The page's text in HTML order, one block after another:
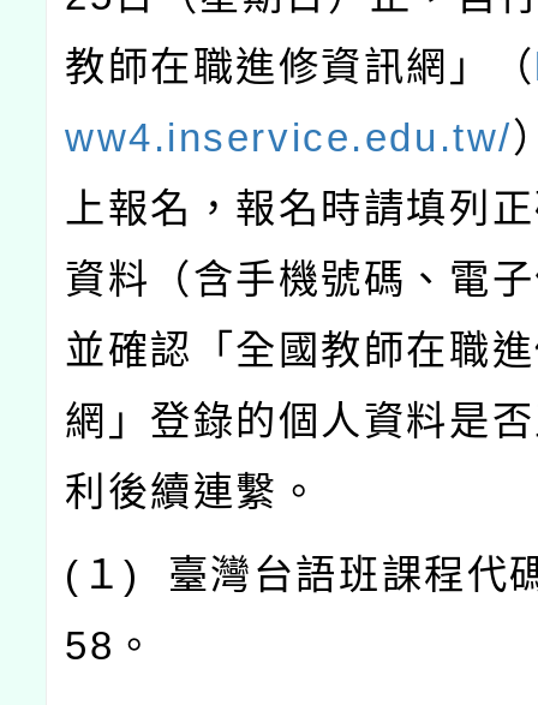
教師在職進修資訊網」（
ww4.inservice.edu.tw/
上報名，報名時請填列
資料（含手機號碼、電
並確認「全國教師在職
網」登錄的個人資料是
利後續連繫。
( １) 臺灣台語班課程代
58 。